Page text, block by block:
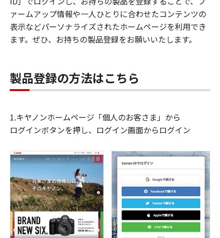
ァームアップ情報や一人ひとりに合わせたコンテンツの
表示などパーソナライズされたホームページを利用でき
ます。ぜひ、お持ちの製品登録をお願いいたします。
製品登録の方法はこちら
1.キヤノンホームページ「個人のお客さま」から
ログインボタンを押し、ログイン画面からログイン